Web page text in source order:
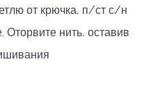
от крючка, п/ст с/н
Оторвите нить, оставив